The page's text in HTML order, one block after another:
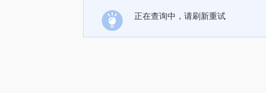
正在查询中，请刷新重试